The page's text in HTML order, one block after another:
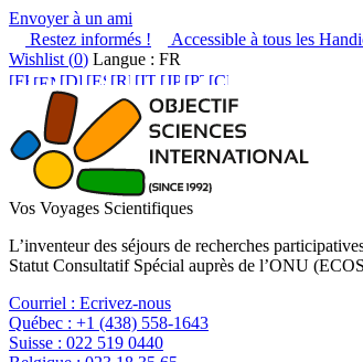
Envoyer à un ami
Restez informés !
Accessible à tous les
Wishlist (0) Langue : FR
Vos Voyages Scientifiques
L’inventeur des séjours de recherches
Statut Consultatif Spécial auprès de l’ONU
Courriel : Ecrivez-nous
Québec : +1 (438) 558-1643
Suisse : 022 519 0440